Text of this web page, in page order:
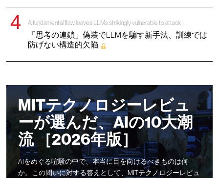
A fundamental flaw leaves LLMs strikingly vulnerable to attack
「思考の連鎖」偽装でLLMを騙す新手法、訓練では
防げない構造的欠陥
MITテクノロジーレビュ
ーが選んだ、AIの10大潮
流 ［2026年版］
AIをめぐる喧騒の中で、本当に目を向けるべきものは何
か。この問いに対する答えとして、MITテクノロジーレビュ